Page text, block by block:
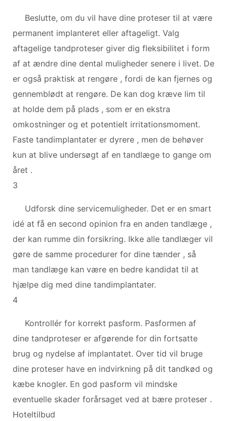
Beslutte, om du vil have dine proteser til at være
permanent implanteret eller aftageligt. Valg
aftagelige tandproteser giver dig fleksibilitet i form
af at ændre dine dental muligheder senere i livet. De
er også praktisk at rengøre , fordi de kan fjernes og
gennemblødt at rengøre. De kan dog kræve lim til
at holde dem på plads , som er en ekstra
omkostninger og et potentielt irritationsmoment.
Faste tandimplantater er dyrere , men de behøver
kun at blive undersøgt af en tandlæge to gange om
året .
3
Udforsk dine servicemuligheder. Det er en smart
idé at få en second opinion fra en anden tandlæge ,
der kan rumme din forsikring. Ikke alle tandlæger vil
gøre de samme procedurer for dine tænder , så
man tandlæge kan være en bedre kandidat til at
hjælpe dig med dine tandimplantater.
4
Kontrollér for korrekt pasform. Pasformen af
dine tandproteser er afgørende for din fortsatte
brug og nydelse af implantatet. Over tid vil bruge
dine proteser have en indvirkning på dit tandkød og
kæbe knogler. En god pasform vil mindske
eventuelle skader forårsaget ved at bære proteser .
Hoteltilbud